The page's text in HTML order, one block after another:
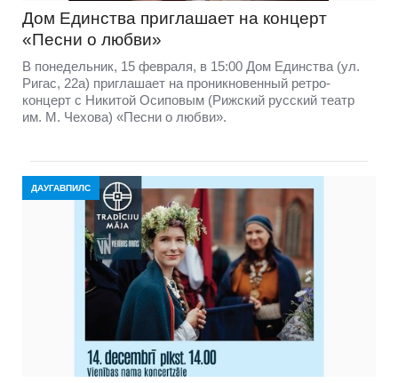
Дом Единства приглашает на концерт
«Песни о любви»
В понедельник, 15 февраля, в 15:00 Дом Единства (ул.
Ригас, 22а) приглашает на проникновенный ретро-
концерт с Никитой Осиповым (Рижский русский театр
им. М. Чехова) «Песни о любви».
ДАУГАВПИЛС